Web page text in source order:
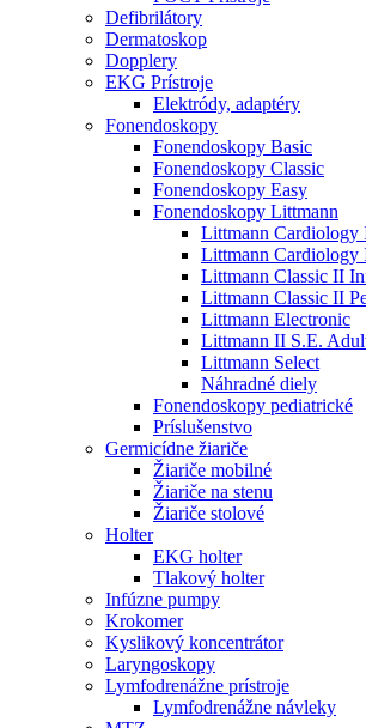
Defibrilátory
Dermatoskop
Dopplery
EKG Prístroje
Elektródy, adaptéry
Fonendoskopy
Fonendoskopy Basic
Fonendoskopy Classic
Fonendoskopy Easy
Fonendoskopy Littmann
Littmann Cardiology
Littmann Cardiology
Littmann Classic II
Littmann Classic II
Littmann Electronic
Littmann II S.E.
Littmann Select
Náhradné diely
Fonendoskopy pediatrické
Príslušenstvo
Germicídne žiariče
Žiariče mobilné
Žiariče na stenu
Žiariče stolové
Holter
EKG holter
Tlakový holter
Infúzne pumpy
Krokomer
Kyslikový koncentrátor
Laryngoskopy
Lymfodrenážne prístroje
Lymfodrenážne návleky